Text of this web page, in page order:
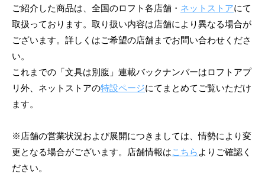
ご紹介した商品は、全国のロフト各店舗・ ネットストアにて
取扱っております。取り扱い内容は店舗により異なる場合が
ございます。詳しくはご希望の店舗までお問い合わせくださ
い。
これまでの「文具は別腹」連載バックナンバーはロフトアプ
リ外、ネットストアの特設ページにてまとめてご覧いただけ
ます。
※店舗の営業状況および展開につきましては、情勢により変
更となる場合がございます。店舗情報はこちら よりご確認く
ださい。